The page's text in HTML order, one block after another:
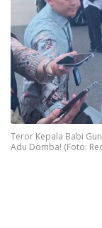
Teror Kepala Babi
Adu Domba! (Foto: